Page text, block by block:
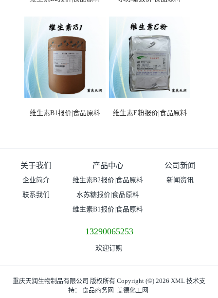
维生素B1报价|食品原料 维生素E粉报价|食品原料
关于我们
企业简介
联系我们
产品中心
维生素B2报价|食品原料
水苏糖报价|食品原料
维生素B1报价|食品原料
公司新闻
新闻资讯
13290065253
欢迎订购
重庆天润生物制品有限公司 版权所有 Copyright (©) 2026 XML 技术支
持： 食品商务网 盖德化工网